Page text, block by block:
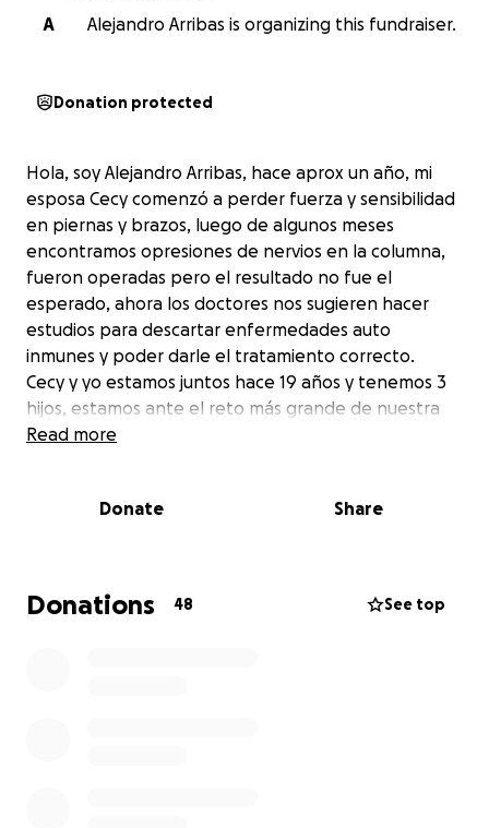
A
Alejandro Arribas is organizing this fundraiser.
Donation protected
Hola, soy Alejandro Arribas, hace aprox un año, mi
esposa Cecy comenzó a perder fuerza y sensibilidad
en piernas y brazos, luego de algunos meses
encontramos opresiones de nervios en la columna,
fueron operadas pero el resultado no fue el
esperado, ahora los doctores nos sugieren hacer
estudios para descartar enfermedades auto
inmunes y poder darle el tratamiento correcto.
Cecy y yo estamos juntos hace 19 años y tenemos 3
hijos, estamos ante el reto más grande de nuestra
historia, estoy seguro que lo vamos a lograr.
Read more
Donate Share
Donations 48 See top